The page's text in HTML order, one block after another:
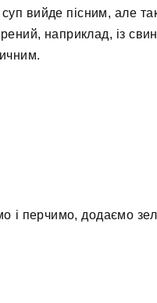
вийде пісним, але
наприклад, із
і перчимо, додаємо